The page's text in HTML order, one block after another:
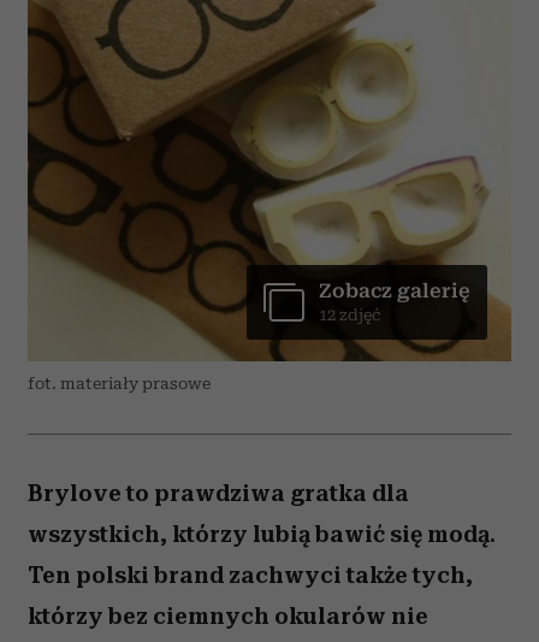
fot. materiały prasowe
Zobacz galerię
12 zdjęć
Brylove to prawdziwa gratka dla
wszystkich, którzy lubią bawić się modą.
Ten polski brand zachwyci także tych,
którzy bez ciemnych okularów nie